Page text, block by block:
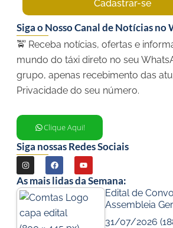
Cadastrar-se
Siga o Nosso Canal de Notícias no
🚖 Receba notícias, ofertas e
mundo do táxi direto no seu
grupo, apenas recebimento das
Privacidade do seu número.
Clique Aqui!
Siga nossas Redes Sociais
I
n
s
F
a
e
Y
o
As mais lidas da Semana:
Edital de
Assembleia
31/07/2026